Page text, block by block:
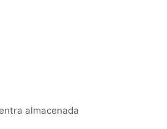
almacenada